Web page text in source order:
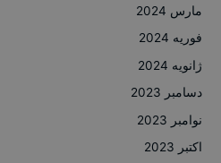
مارس 2024
فوریه 2024
ژانویه 2024
دسامبر 2023
نوامبر 2023
اکتبر 2023